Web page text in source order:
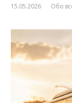
15.05.2026 Обо